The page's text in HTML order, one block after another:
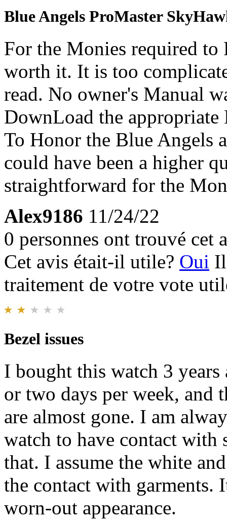
Blue Angels ProMaster
For the Monies required to
worth it. It is too
read. No owner's Manual
DownLoad the
To Honor the Blue Angels
could have been a higher
straightforward for the
Alex9186 11/24/22
0 personnes ont trouvé cet
Cet avis était-il utile? Oui
traitement de votre vote
Bezel issues
I bought this watch 3
or two days per week, and
are almost gone. I am
watch to have contact with
that. I assume the white
the contact with garments.
worn-out appearance.